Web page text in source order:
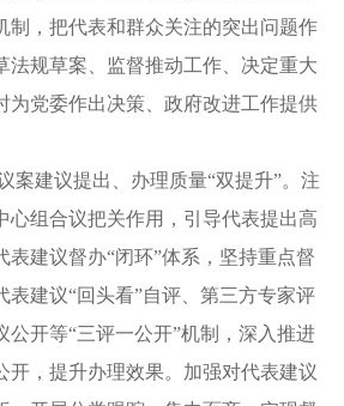
制，把代表和群众关注的突出问题作
法规草案、监督推动工作、决定重大
为党委作出决策、政府改进工作提供
案建议提出、办理质量“双提升”。注
心组合议把关作用，引导代表提出高
表建议督办“闭环”体系，坚持重点督
表建议“回头看”自评、第三方专家评
公开等“三评一公开”机制，深入推进
开，提升办理效果。加强对代表建议